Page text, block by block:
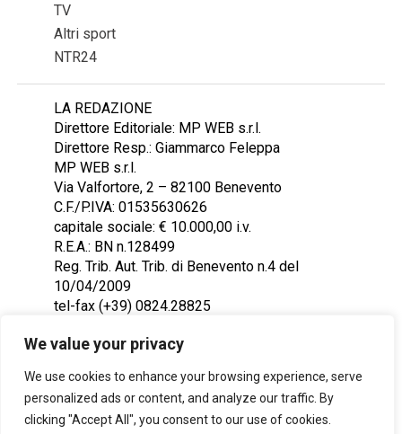
We value your privacy
We use cookies to enhance your browsing experience, serve
personalized ads or content, and analyze our traffic. By
clicking "Accept All", you consent to our use of cookies.
TV
Altri sport
NTR24
LA REDAZIONE
Direttore Editoriale: MP WEB s.r.l.
Direttore Resp.: Giammarco Feleppa
MP WEB s.r.l.
Via Valfortore, 2 – 82100 Benevento
C.F./P.IVA: 01535630626
capitale sociale: € 10.000,00 i.v.
R.E.A.: BN n.128499
Reg. Trib. Aut. Trib. di Benevento n.4 del
10/04/2009
tel-fax (+39) 0824.28825